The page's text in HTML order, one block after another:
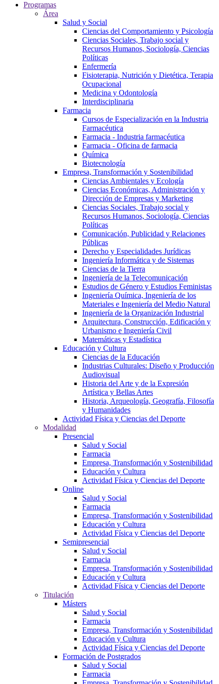
Programas
Área
Salud y Social
Ciencias del Comportamiento y Psicología
Ciencias Sociales, Trabajo social y
Recursos Humanos, Sociología, Ciencias
Políticas
Enfermería
Fisioterapia, Nutrición y Dietética, Terapia
Ocupacional
Medicina y Odontología
Interdisciplinaria
Farmacia
Cursos de Especialización en la Industria
Farmacéutica
Farmacia - Industria farmacéutica
Farmacia - Oficina de farmacia
Química
Biotecnología
Empresa, Transformación y Sostenibilidad
Ciencias Ambientales y Ecología
Ciencias Económicas, Administración y
Dirección de Empresas y Marketing
Ciencias Sociales, Trabajo social y
Recursos Humanos, Sociología, Ciencias
Políticas
Comunicación, Publicidad y Relaciones
Públicas
Derecho y Especialidades Jurídicas
Ingeniería Informática y de Sistemas
Ciencias de la Tierra
Ingeniería de la Telecomunicación
Estudios de Género y Estudios Feministas
Ingeniería Química, Ingeniería de los
Materiales e Ingeniería del Medio Natural
Ingeniería de la Organización Industrial
Arquitectura, Construcción, Edificación y
Urbanismo e Ingeniería Civil
Matemáticas y Estadística
Educación y Cultura
Ciencias de la Educación
Industrias Culturales: Diseño y Producción
Audiovisual
Historia del Arte y de la Expresión
Artística y Bellas Artes
Historia, Arqueología, Geografía, Filosofía
y Humanidades
Actividad Física y Ciencias del Deporte
Modalidad
Presencial
Salud y Social
Farmacia
Empresa, Transformación y Sostenibilidad
Educación y Cultura
Actividad Física y Ciencias del Deporte
Online
Salud y Social
Farmacia
Empresa, Transformación y Sostenibilidad
Educación y Cultura
Actividad Física y Ciencias del Deporte
Semipresencial
Salud y Social
Farmacia
Empresa, Transformación y Sostenibilidad
Educación y Cultura
Actividad Física y Ciencias del Deporte
Titulación
Másters
Salud y Social
Farmacia
Empresa, Transformación y Sostenibilidad
Educación y Cultura
Actividad Física y Ciencias del Deporte
Formación de Postgrados
Salud y Social
Farmacia